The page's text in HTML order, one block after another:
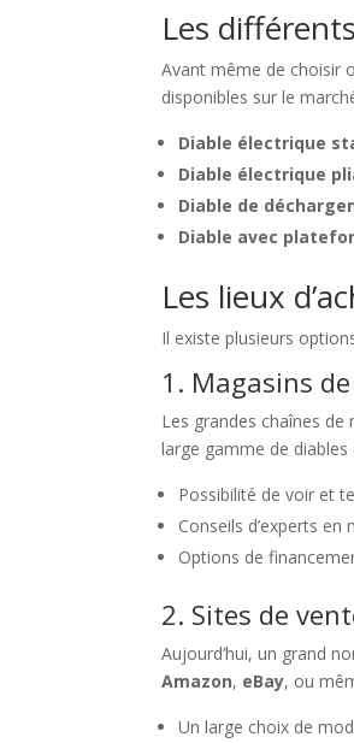
Les
Avant même de choisir
disponibles sur le
Diable électrique
Diable électrique
Diable de
Diable avec
Les lieux
Il existe plusieurs
1. Magasins
Les grandes chaînes
large gamme de diables
Possibilité de voir et
Conseils d’experts en
Options de
2. Sites de
Aujourd’hui, un grand
Amazon, eBay, ou
Un large choix de